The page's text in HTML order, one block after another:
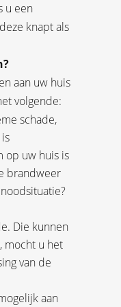
u een
knapt als
aan uw huis
volgende:
schade,
op uw huis is
brandweer
Die kunnen
mocht u het
van de
aan